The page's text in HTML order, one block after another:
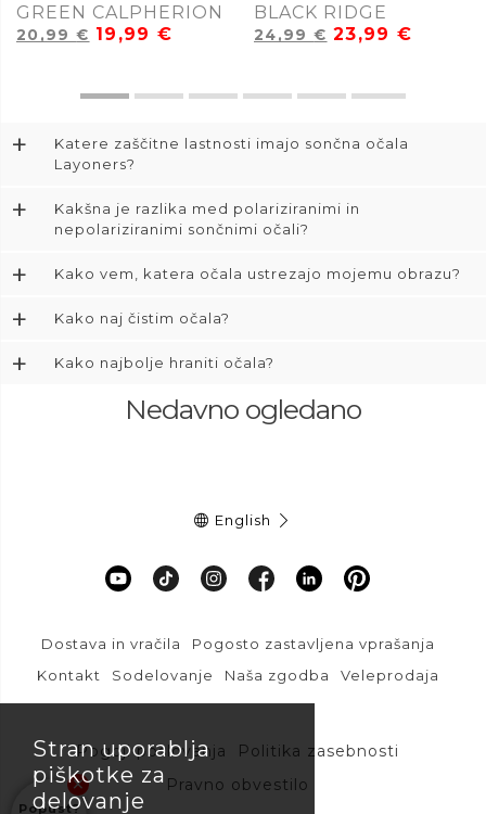
GREEN CALPHERION
20,99€ 19,99€
BLACK RIDGE
24,99€ 23,99€
+
Katere zaščitne lastnosti imajo sončna očala
Layoners?
+
Kakšna je razlika med polariziranimi in
nepolariziranimi sončnimi očali?
+ Kako vem, katera očala ustrezajo mojemu obrazu?
+ Kako naj čistim očala?
+ Kako najbolje hraniti očala?
Nedavno ogledano
English
Dostava in vračila
Pogosto zastavljena vprašanja
Kontakt
Sodelovanje Naša zgodba Veleprodaja
Pogoji poslovanja
Politika zasebnosti
Pravno obvestilo
Stran uporablja
piškotke za
delovanje
Popust?